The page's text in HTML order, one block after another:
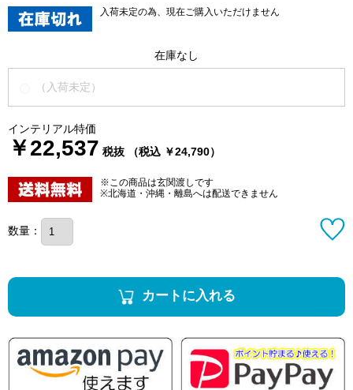
入荷未定の為、現在ご購入いただけません
在庫なし
（入荷未定）
インテリアル特価
￥22,537 税抜 （税込 ￥24,790）
※この商品は玄関渡しです
※北海道・沖縄・離島へは配送できません
数量：
カートに入れる